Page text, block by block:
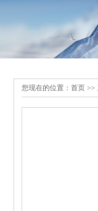
您现在的位置： 首页 >>